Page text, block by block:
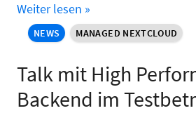
Weiter lesen »
NEWS MANAGED NEXTCLOUD
Talk mit High
Backend im